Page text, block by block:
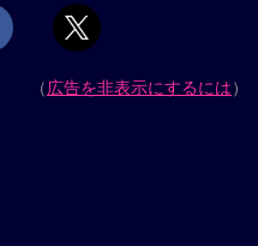
（広告を非表示にするには）